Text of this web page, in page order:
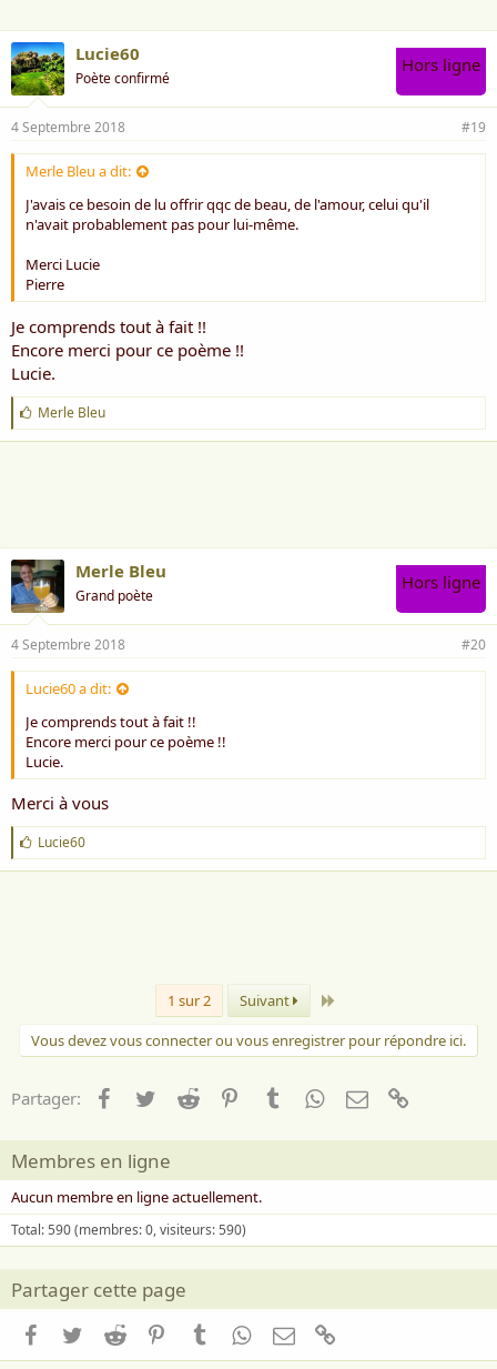
Lucie60
Poète confirmé
Hors ligne
4 Septembre 2018 #19
Merle Bleu a dit:
J'avais ce besoin de lu offrir qqc de beau, de l'amour, celui qu'il
n'avait probablement pas pour lui-même.
Merci Lucie
Pierre
Je comprends tout à fait !!
Encore merci pour ce poème !!
Lucie.
J
'
a
Merle Bleu
Merle Bleu
Grand poète
Hors ligne
4 Septembre 2018 #20
Lucie60 a dit:
Je comprends tout à fait !!
Encore merci pour ce poème !!
Lucie.
Merci à vous
J
'
a
Lucie60
1 sur 2 Suivant
Vous devez vous connecter ou vous enregistrer pour répondre ici.
Partager: Facebook
TwitterReddit PinterestTumblrWhatsApp
Email
Membres en ligne
Aucun membre en ligne actuellement.
Total: 590 (membres: 0, visiteurs: 590)
Partager cette page
Facebook
TwitterReddit PinterestTumblrWhatsApp
Email